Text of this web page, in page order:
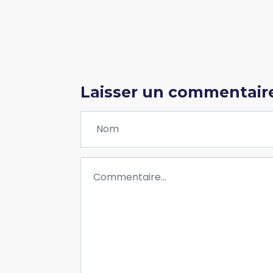
Laisser un